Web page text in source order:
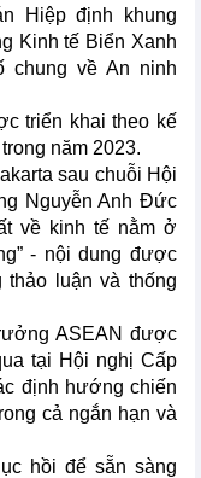
Hiệp định khung
Kinh tế Biển Xanh
chung về An ninh
triển khai theo kế
năm 2023.
sau chuỗi Hội
Nguyễn Anh Đức
về kinh tế nằm ở
- nội dung được
thảo luận và thống
ASEAN được
tại Hội nghị Cấp
định hướng chiến
cả ngắn hạn và
hồi để sẵn sàng